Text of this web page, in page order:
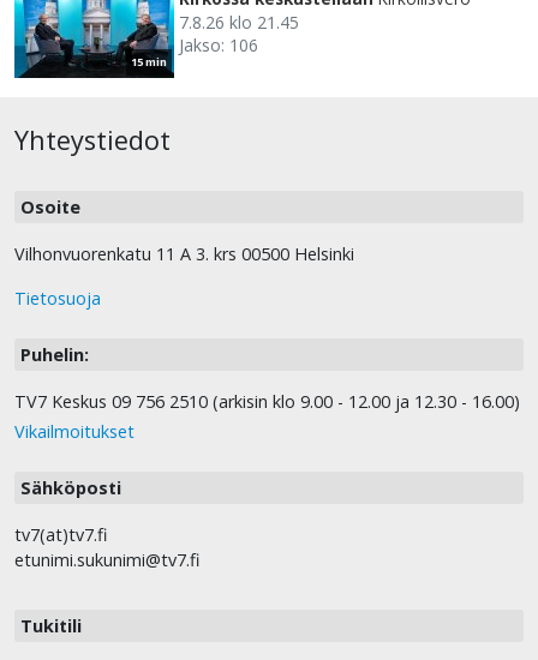
15 min
7.8.26 klo 21.45
Jakso: 106
Yhteystiedot
Osoite
Vilhonvuorenkatu 11 A 3. krs 00500 Helsinki
Tietosuoja
Puhelin:
TV7 Keskus 09 756 2510 (arkisin klo 9.00 - 12.00 ja 12.30 - 16.00)
Vikailmoitukset
Sähköposti
tv7(at)tv7.fi
etunimi.sukunimi@tv7.fi
Tukitili